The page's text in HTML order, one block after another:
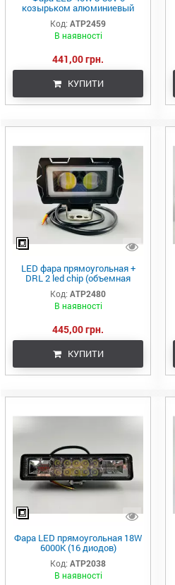
козырьком алюминиевый
корпус ближний + дальний
белый + оранжевый IP67
Код: ATP2459
В наявності
441,00 грн.
КУПИТИ
LED фара прямоугольная +
DRL 2 led chip (объемная
линза) 10-80V желтый и белый
свет + крепление
Код: ATP2480
В наявності
445,00 грн.
КУПИТИ
Фара LED прямоугольная 18W
6000K (16 диодов)
противотуманная
многофункциональная
дополнительное освещение
Код: ATP2038
В наявності